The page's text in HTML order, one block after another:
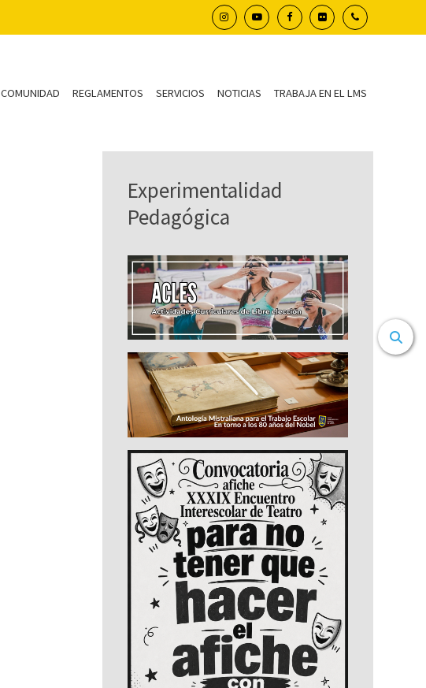
COMUNIDAD REGLAMENTOS SERVICIOS NOTICIAS TRABAJA EN EL LMS
Experimentalidad
Pedagógica